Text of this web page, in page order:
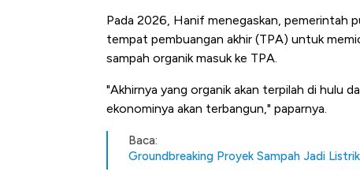
Pada 2026, Hanif menegaskan, pemerintah
tempat pembuangan akhir (TPA) untuk
sampah organik masuk ke TPA.
"Akhirnya yang organik akan terpilah di hulu
ekonominya akan terbangun," paparnya.
Baca:
Groundbreaking Proyek Sampah Jadi